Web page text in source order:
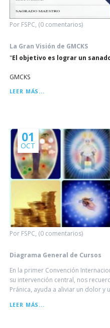
Por FSPC, (0 comentarios)
La Gran Visión de GMCKS
"El objetivo es lograr un
GMCKS
LEER MÁS...
Por FSPC, (0 comentarios)
01
OCT
Diagrama General de Cursos
En la primer Convención
su intervención central, nos
Pránica, ayuda a aliviar un dolor y
LEER MÁS...